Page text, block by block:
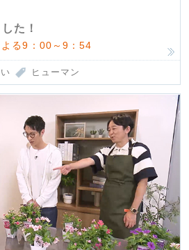
た！
る9：00～9：54
ヒューマン